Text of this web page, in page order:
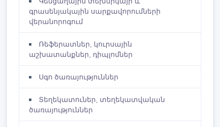
գրասենյակային սարքավորումների
վերանորոգում
Ռեֆերատներ, կուրսային
աշխատանքներ, դիպլոմներ
Սգո ծառայություններ
Տեղեկատուներ, տեղեկատվական
ծառայություններ